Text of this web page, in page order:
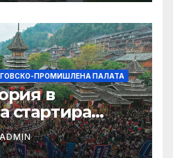
ПРОМИШЛЕНА ПАЛАТА
в
стартира
ADMIN